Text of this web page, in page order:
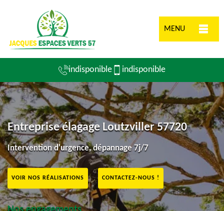
MENU
indisponible indisponible
Entreprise élagage Loutzviller 57720
Intervention d'urgence, dépannage 7j/7
VOIR NOS RÉALISATIONS CONTACTEZ-NOUS !